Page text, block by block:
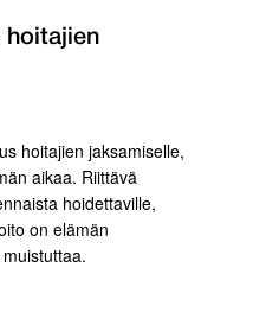
hoitajien
hoitajien jaksamiselle,
aikaa. Riittävä
hoidettaville,
on elämän